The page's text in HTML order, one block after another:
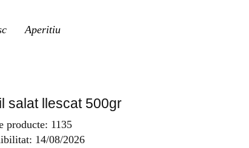
Aperitiu
salat llescat 500gr
producte: 1135
14/08/2026